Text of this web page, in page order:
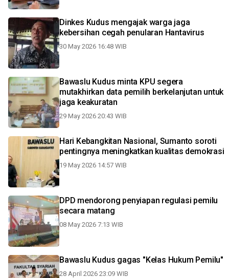
Dinkes Kudus mengajak warga jaga
kebersihan cegah penularan Hantavirus
30 May 2026 16:48 WIB
Bawaslu Kudus minta KPU segera
mutakhirkan data pemilih berkelanjutan untuk
jaga keakuratan
29 May 2026 20:43 WIB
Hari Kebangkitan Nasional, Sumanto soroti
pentingnya meningkatkan kualitas demokrasi
19 May 2026 14:57 WIB
DPD mendorong penyiapan regulasi pemilu
secara matang
08 May 2026 7:13 WIB
Bawaslu Kudus gagas "Kelas Hukum Pemilu"
28 April 2026 23:09 WIB